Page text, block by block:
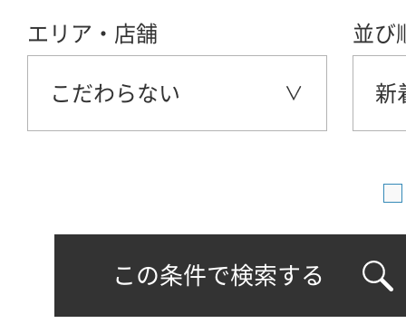
エリア・店舗
こだわらない
並び
新
この条件で検索する